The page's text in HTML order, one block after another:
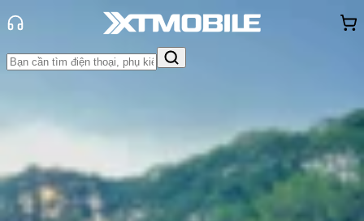
Tin MớiĐánh Giá - Trên TaySo Sánh Tư vấn Khuyến
mãi
Thủ thuậtHỏi đápApp - Game Thông báoKhách
hàng - Sự kiện